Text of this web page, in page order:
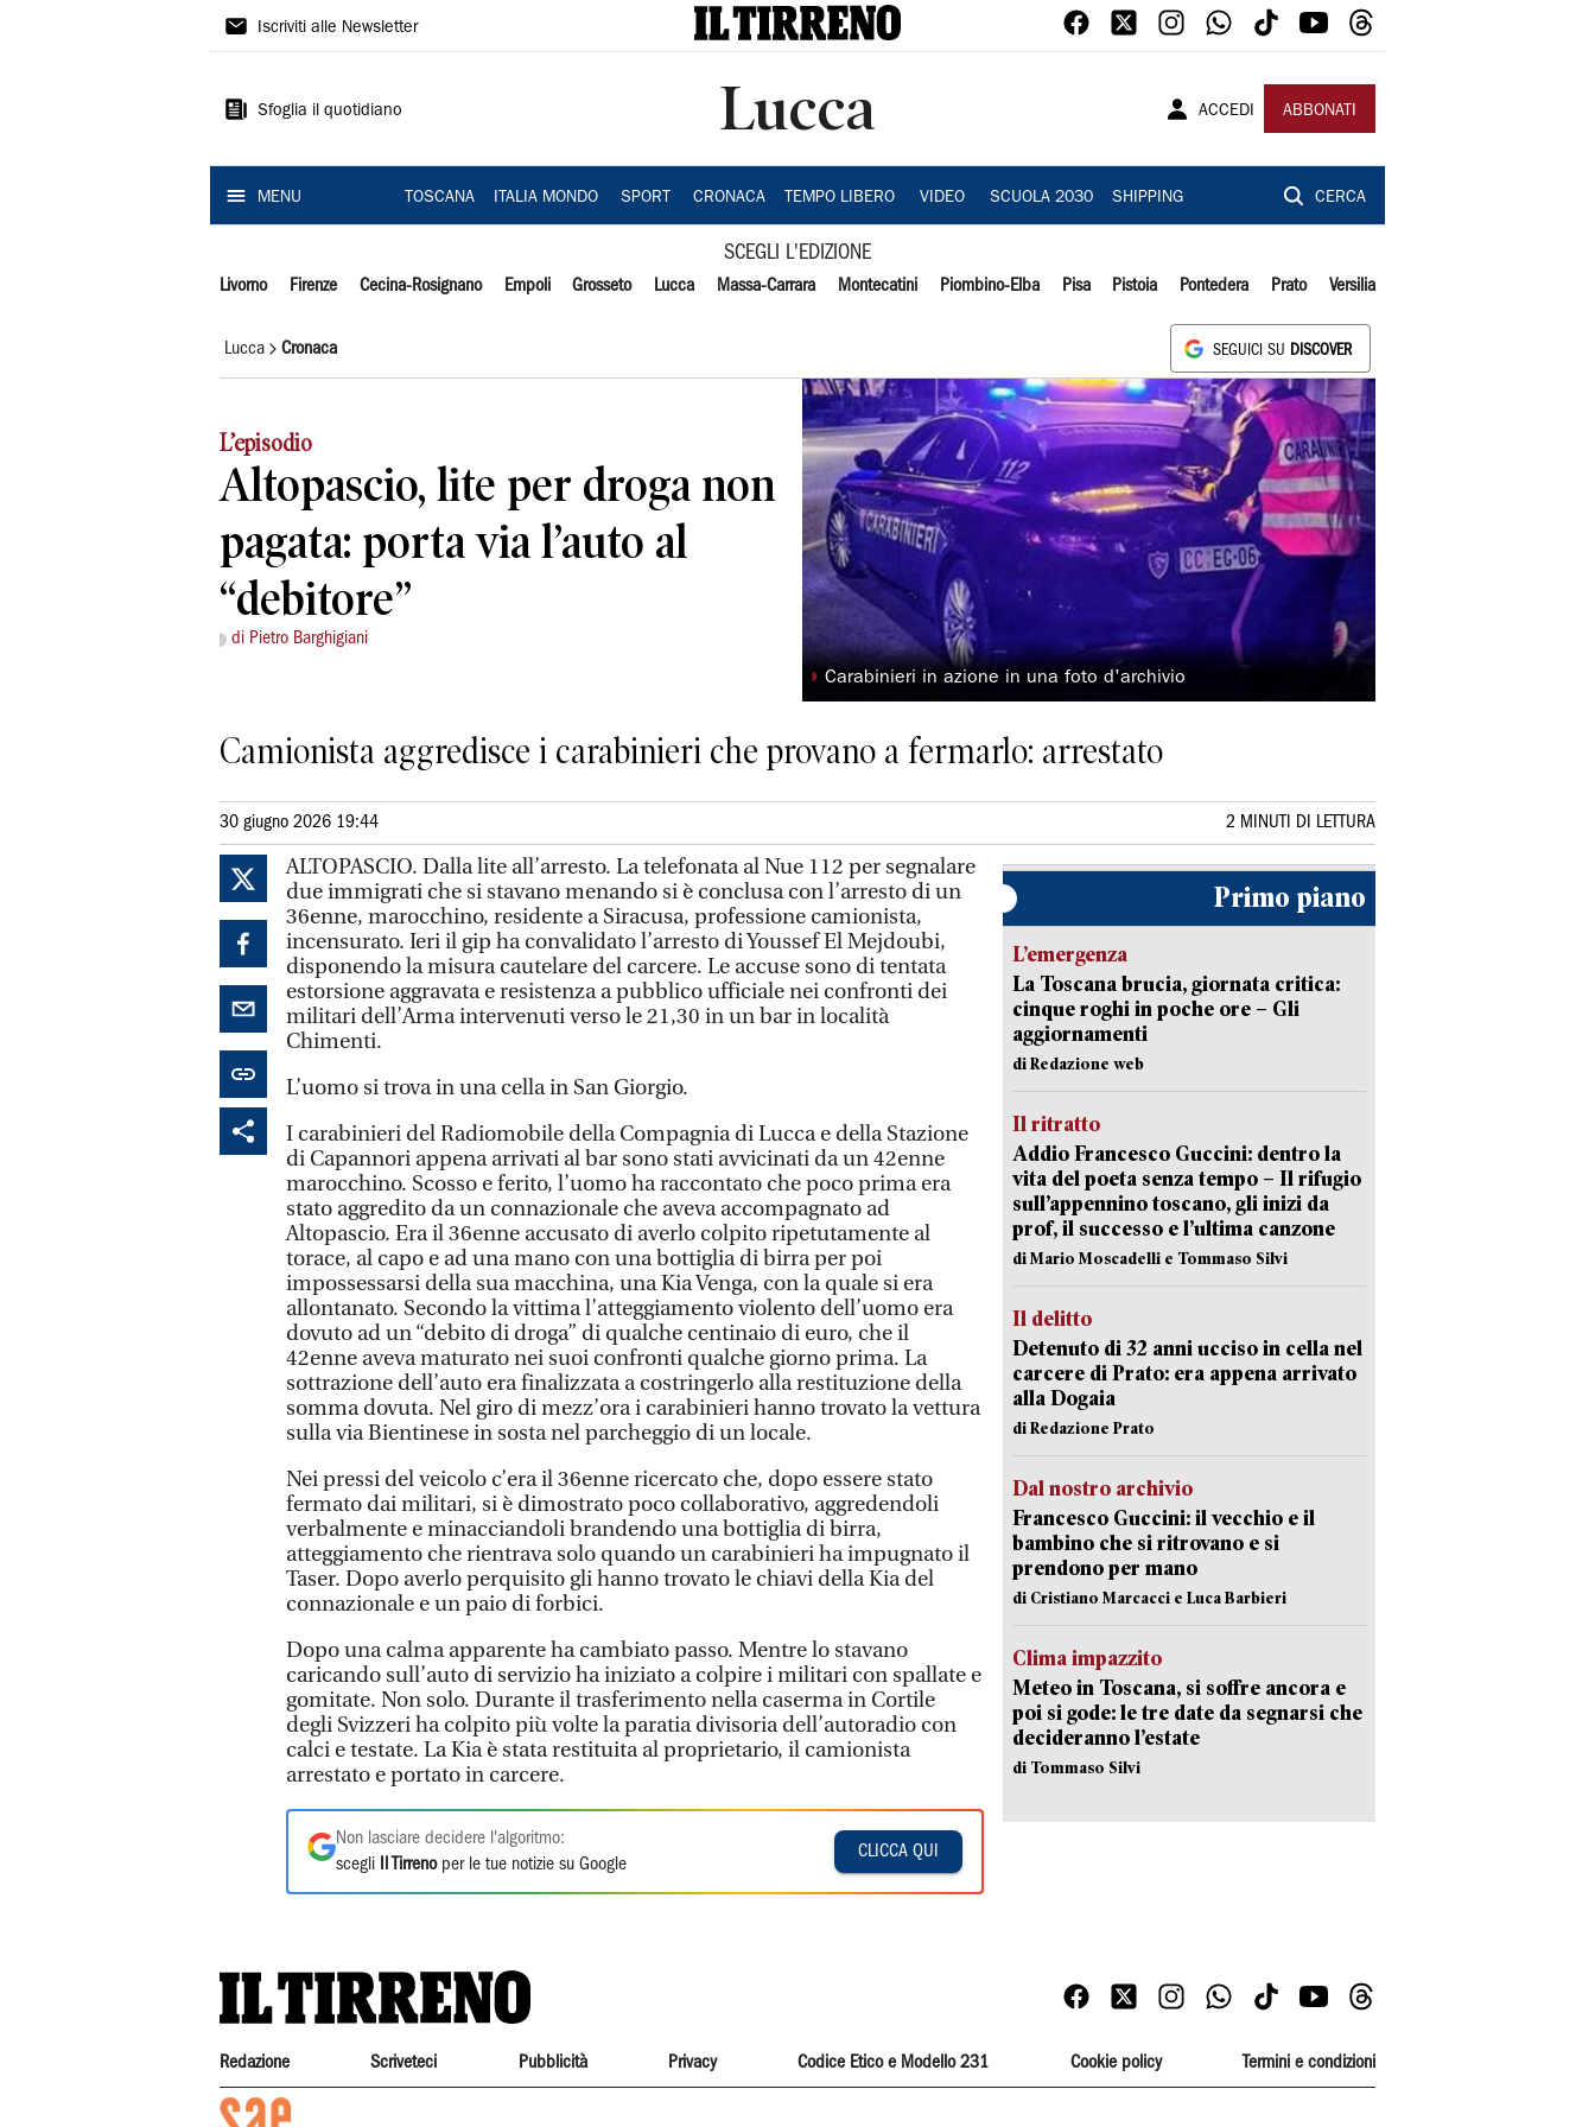
Il
Iscriviti alle Newsletter
Sfoglia il quotidiano Lucca ACCEDI ABBONATI
MENU TOSCANA ITALIA MONDO SPORT CRONACA TEMPO LIBERO VIDEO SCUOLA 2030 SHIPPING CERCA
SCEGLI L'EDIZIONE
Livorno Firenze Cecina-Rosignano Empoli Grosseto Lucca Massa-Carrara Montecatini Piombino-Elba Pisa Pistoia Pontedera Prato Versilia
Lucca Cronaca SEGUICI SU DISCOVER
L’episodio
Altopascio, lite per droga non
pagata: porta via l’auto al
“debitore”
di Pietro Barghigiani
◗ Carabinieri in azione in una foto d'archivio
Camionista aggredisce i carabinieri che provano a fermarlo: arrestato
30 giugno 2026 19:44 2 MINUTI DI LETTURA
ALTOPASCIO. Dalla lite all’arresto. La telefonata al Nue 112 per segnalare
due immigrati che si stavano menando si è conclusa con l’arresto di un
36enne, marocchino, residente a Siracusa, professione camionista,
incensurato. Ieri il gip ha convalidato l’arresto di Youssef El Mejdoubi,
disponendo la misura cautelare del carcere. Le accuse sono di tentata
estorsione aggravata e resistenza a pubblico ufficiale nei confronti dei
militari dell’Arma intervenuti verso le 21,30 in un bar in località
Chimenti.
L’uomo si trova in una cella in San Giorgio.
I carabinieri del Radiomobile della Compagnia di Lucca e della Stazione
di Capannori appena arrivati al bar sono stati avvicinati da un 42enne
marocchino. Scosso e ferito, l’uomo ha raccontato che poco prima era
stato aggredito da un connazionale che aveva accompagnato ad
Altopascio. Era il 36enne accusato di averlo colpito ripetutamente al
torace, al capo e ad una mano con una bottiglia di birra per poi
impossessarsi della sua macchina, una Kia Venga, con la quale si era
allontanato. Secondo la vittima l’atteggiamento violento dell’uomo era
dovuto ad un “debito di droga” di qualche centinaio di euro, che il
42enne aveva maturato nei suoi confronti qualche giorno prima. La
sottrazione dell’auto era finalizzata a costringerlo alla restituzione della
somma dovuta. Nel giro di mezz’ora i carabinieri hanno trovato la vettura
sulla via Bientinese in sosta nel parcheggio di un locale.
Nei pressi del veicolo c’era il 36enne ricercato che, dopo essere stato
fermato dai militari, si è dimostrato poco collaborativo, aggredendoli
verbalmente e minacciandoli brandendo una bottiglia di birra,
atteggiamento che rientrava solo quando un carabinieri ha impugnato il
Taser. Dopo averlo perquisito gli hanno trovato le chiavi della Kia del
connazionale e un paio di forbici.
Dopo una calma apparente ha cambiato passo. Mentre lo stavano
caricando sull’auto di servizio ha iniziato a colpire i militari con spallate e
gomitate. Non solo. Durante il trasferimento nella caserma in Cortile
degli Svizzeri ha colpito più volte la paratia divisoria dell’autoradio con
calci e testate. La Kia è stata restituita al proprietario, il camionista
arrestato e portato in carcere.
Non lasciare decidere l'algoritmo:
scegli
Il Tirrenoper le tue notizie su Google
CLICCA QUI
Primo piano
L’emergenza
La Toscana brucia, giornata critica:
cinque roghi in poche ore – Gli
aggiornamenti
di Redazione web
Il ritratto
Addio Francesco Guccini: dentro la
vita del poeta senza tempo – Il rifugio
sull’appennino toscano, gli inizi da
prof, il successo e l’ultima canzone
di Mario Moscadelli e Tommaso Silvi
Il delitto
Detenuto di 32 anni ucciso in cella nel
carcere di Prato: era appena arrivato
alla Dogaia
di Redazione Prato
Dal nostro archivio
Francesco Guccini: il vecchio e il
bambino che si ritrovano e si
prendono per mano
di Cristiano Marcacci e Luca Barbieri
Clima impazzito
Meteo in Toscana, si soffre ancora e
poi si gode: le tre date da segnarsi che
decideranno l’estate
di Tommaso Silvi
Redazione Scriveteci Pubblicità Privacy Codice Etico e Modello 231 Cookie policy Termini e condizioni